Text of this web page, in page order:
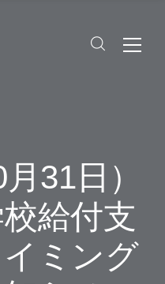
31日）
給付支
ミング